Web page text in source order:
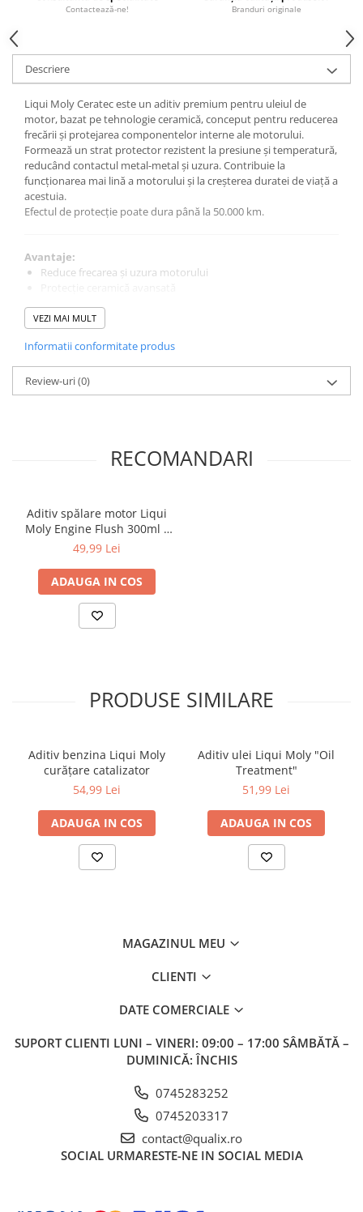
Odorizante Auto
Siguranta Auto
Kituri siguranta
Ulei Motor
0W12
0W20
0W30
0W40
5W20
5W40
Ulei Transmisie
Contactează-ne! Branduri originale
Descriere
Liqui Moly Ceratec este un aditiv premium pentru uleiul de
motor, bazat pe tehnologie ceramică, conceput pentru reducerea
frecării și protejarea componentelor interne ale motorului.
Formează un strat protector rezistent la presiune și temperatură,
reducând contactul metal-metal și uzura. Contribuie la
funcționarea mai lină a motorului și la creșterea duratei de viață a
acestuia.
Efectul de protecție poate dura până la 50.000 km.
Avantaje:
Reduce frecarea și uzura motorului
Crește durata de viață a motorului
Mod de utilizare:
Se adaugă în uleiul de motor, la schimb sau ulterior.
Utilizare: motoare pe benzină și diesel
VEZI MAI MULT
Informatii conformitate produs
Review-uri(0)
RECOMANDARI
Aditiv spălare motor Liqui
Moly Engine Flush 300ml –
curățare internă motor
49,99 Lei
ADAUGA IN COS
PRODUSE SIMILARE
Aditiv benzina Liqui Moly
curățare catalizator
54,99 Lei
ADAUGA IN COS
Aditiv ulei Liqui Moly "Oil
Treatment"
51,99 Lei
ADAUGA IN COS
MAGAZINUL MEU
CLIENTI
DATE COMERCIALE
SUPORT CLIENTI LUNI – VINERI: 09:00 – 17:00 SÂMBĂTĂ –
DUMINICĂ: ÎNCHIS
0745283252
0745203317
contact@qualix.ro
SOCIAL URMARESTE-NE IN SOCIAL MEDIA